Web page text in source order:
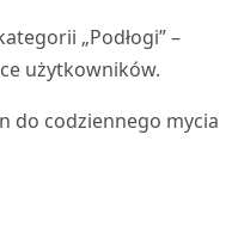
„Podłogi” –
użytkowników.
do codziennego mycia